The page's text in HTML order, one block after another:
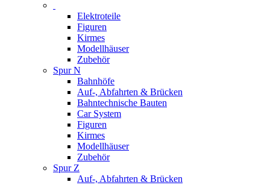
Elektroteile
Figuren
Kirmes
Modellhäuser
Zubehör
Spur N
Bahnhöfe
Auf-, Abfahrten & Brücken
Bahntechnische Bauten
Car System
Figuren
Kirmes
Modellhäuser
Zubehör
Spur Z
Auf-, Abfahrten & Brücken